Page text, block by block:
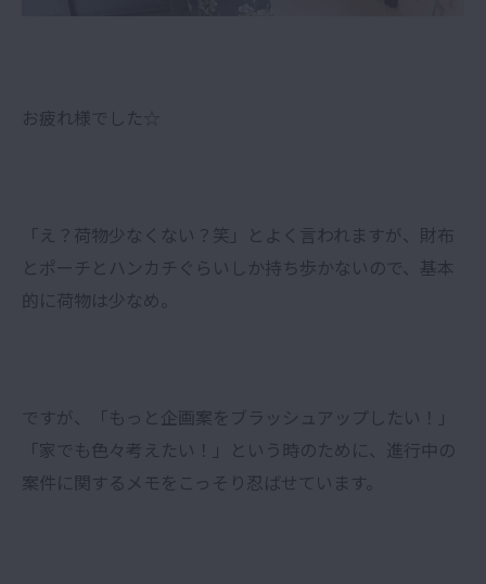
お疲れ様でした☆
「え？荷物少なくない？笑」とよく言われますが、財布
とポーチとハンカチぐらいしか持ち歩かないので、基本
的に荷物は少なめ。
ですが、「もっと企画案をブラッシュアップしたい！」
「家でも色々考えたい！」という時のために、進行中の
案件に関するメモをこっそり忍ばせています。